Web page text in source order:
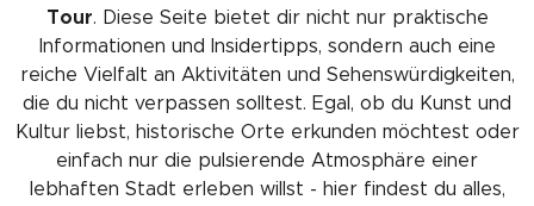
Tour. Diese Seite bietet dir nicht nur praktische
Informationen und Insidertipps, sondern auch eine
reiche Vielfalt an Aktivitäten und Sehenswürdigkeiten,
die du nicht verpassen solltest. Egal, ob du Kunst und
Kultur liebst, historische Orte erkunden möchtest oder
einfach nur die pulsierende Atmosphäre einer
lebhaften Stadt erleben willst - hier findest du alles,